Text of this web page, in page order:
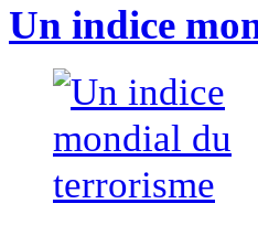
Un indice